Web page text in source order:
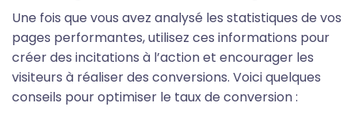
Une fois que vous avez analysé les statistiques de vos
pages performantes, utilisez ces informations pour
créer des incitations à l’action et encourager les
visiteurs à réaliser des conversions. Voici quelques
conseils pour optimiser le taux de conversion :